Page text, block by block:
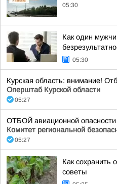
05:30
Как один
05:30
Курская область: внимание!
Оперштаб Курской области
05:27
ОТБОЙ авиационной опасности
Комитет региональной
05:27
Как сохранить
советы